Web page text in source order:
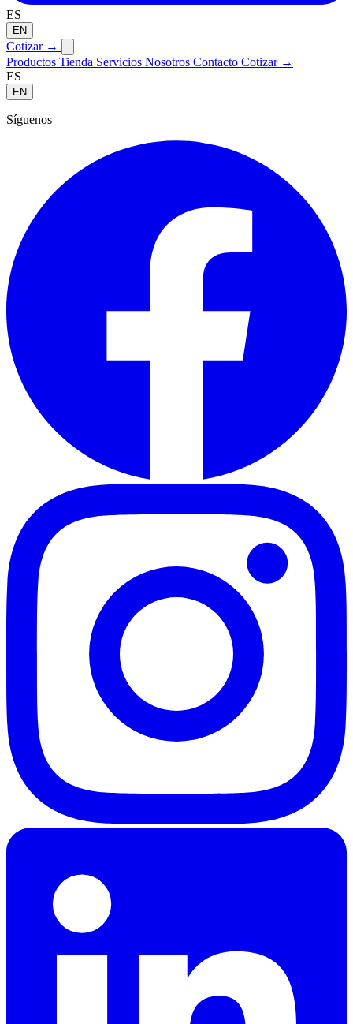
ES
EN
Cotizar →
Productos Tienda Servicios Nosotros Contacto Cotizar →
ES
EN
Síguenos